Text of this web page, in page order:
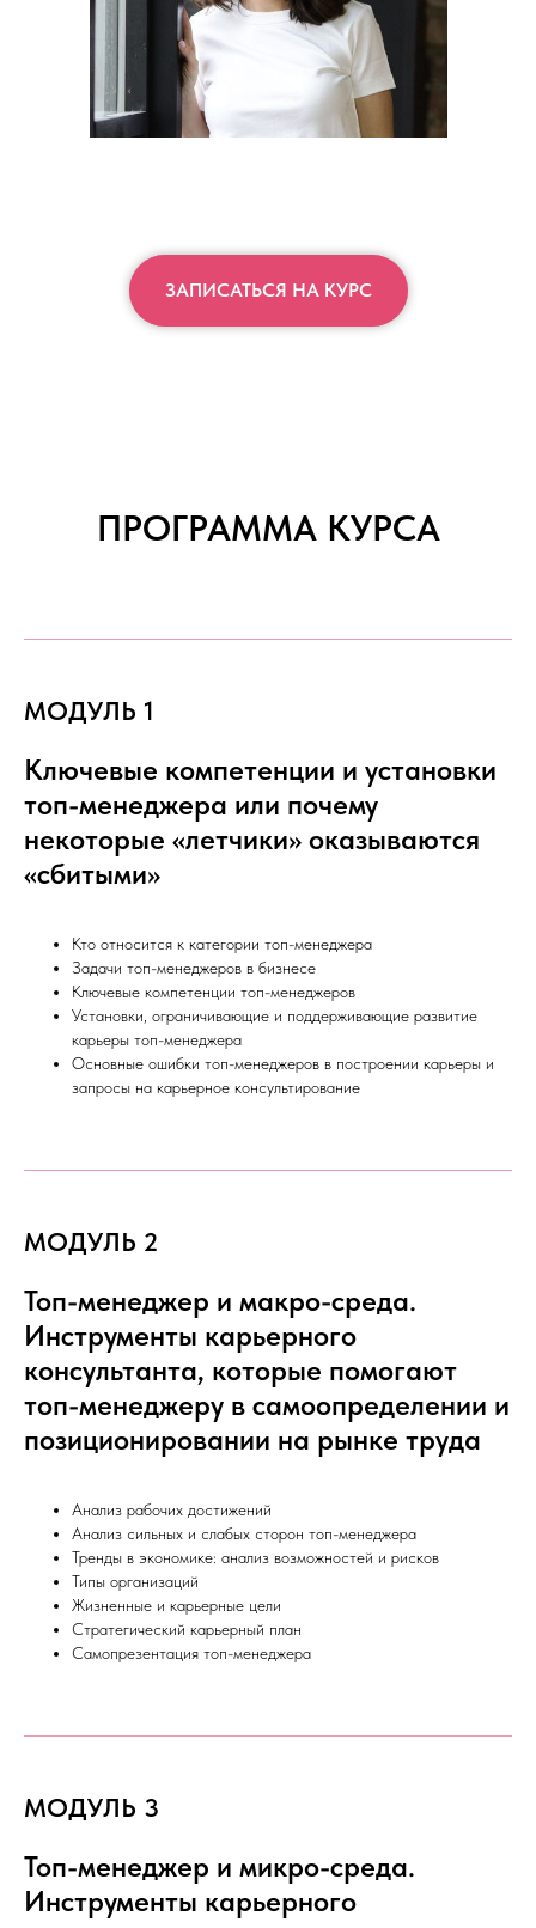
ЗАПИСАТЬСЯ НА КУРС
ПРОГРАММА КУРСА
МОДУЛЬ 1
Ключевые компетенции и установки
топ-менеджера или почему
некоторые «летчики» оказываются
«сбитыми»
Кто относится к категории топ-менеджера
Задачи топ-менеджеров в бизнесе
Ключевые компетенции топ-менеджеров
Установки, ограничивающие и поддерживающие развитие
карьеры топ-менеджера
Основные ошибки топ-менеджеров в построении карьеры и
запросы на карьерное консультирование
МОДУЛЬ 2
Топ-менеджер и макро-среда.
Инструменты карьерного
консультанта, которые помогают
топ-менеджеру в самоопределении и
позиционировании на рынке труда
Анализ рабочих достижений
Анализ сильных и слабых сторон топ-менеджера
Тренды в экономике: анализ возможностей и рисков
Типы организаций
Жизненные и карьерные цели
Стратегический карьерный план
Самопрезентация топ-менеджера
МОДУЛЬ 3
Топ-менеджер и микро-среда.
Инструменты карьерного